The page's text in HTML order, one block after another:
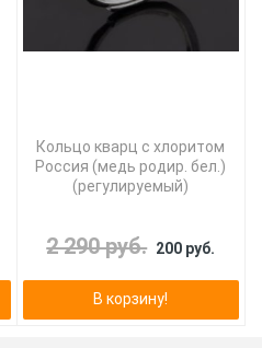
Кольцо кварц с хлоритом
Россия (медь родир. бел.)
(регулируемый)
2 290 руб. 200 руб.
В корзину!